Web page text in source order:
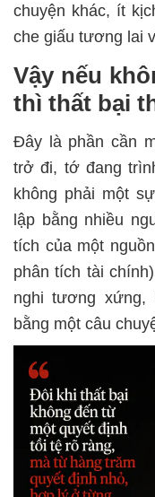
chuyện khác, ít
che giấu tương lai
Vậy nếu
thì thất bại
Đây là phần cần
trở đi, tớ đang
không phải một
lập bằng nhiều
tích của một
phân tích tài
nghi tương xứng,
bằng một câu